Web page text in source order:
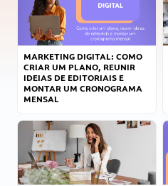
MARKETING DIGITAL: COMO
CRIAR UM PLANO, REUNIR
IDEIAS DE EDITORIAIS E
MONTAR UM CRONOGRAMA
MENSAL